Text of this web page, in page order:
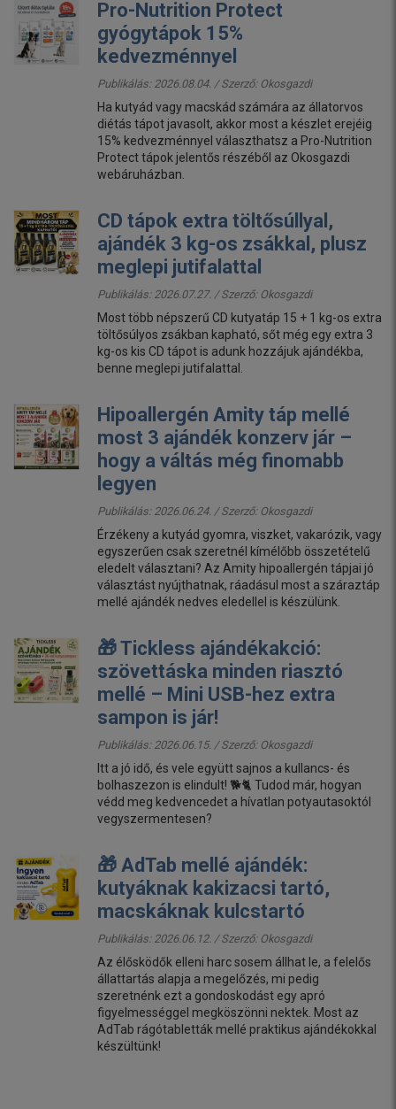
Pro-Nutrition Protect
gyógytápok 15%
kedvezménnyel
Publikálás: 2026.08.04. / Szerző: Okosgazdi
Ha kutyád vagy macskád számára az állatorvos
diétás tápot javasolt, akkor most a készlet erejéig
15% kedvezménnyel választhatsz a Pro-Nutrition
Protect tápok jelentős részéből az Okosgazdi
webáruházban.
CD tápok extra töltősúllyal,
ajándék 3 kg-os zsákkal, plusz
meglepi jutifalattal
Publikálás: 2026.07.27. / Szerző: Okosgazdi
Most több népszerű CD kutyatáp 15 + 1 kg-os extra
töltősúlyos zsákban kapható, sőt még egy extra 3
kg-os kis CD tápot is adunk hozzájuk ajándékba,
benne meglepi jutifalattal.
Hipoallergén Amity táp mellé
most 3 ajándék konzerv jár –
hogy a váltás még finomabb
legyen
Publikálás: 2026.06.24. / Szerző: Okosgazdi
Érzékeny a kutyád gyomra, viszket, vakarózik, vagy
egyszerűen csak szeretnél kímélőbb összetételű
eledelt választani? Az Amity hipoallergén tápjai jó
választást nyújthatnak, ráadásul most a száraztáp
mellé ajándék nedves eledellel is készülünk.
🎁 Tickless ajándékakció:
szövettáska minden riasztó
mellé – Mini USB-hez extra
sampon is jár!
Publikálás: 2026.06.15. / Szerző: Okosgazdi
Itt a jó idő, és vele együtt sajnos a kullancs- és
bolhaszezon is elindult! 🐕🐈 Tudod már, hogyan
védd meg kedvencedet a hívatlan potyautasoktól
vegyszermentesen?
🎁 AdTab mellé ajándék:
kutyáknak kakizacsi tartó,
macskáknak kulcstartó
Publikálás: 2026.06.12. / Szerző: Okosgazdi
Az élősködők elleni harc sosem állhat le, a felelős
állattartás alapja a megelőzés, mi pedig
szeretnénk ezt a gondoskodást egy apró
figyelmességgel megköszönni nektek. Most az
AdTab rágótabletták mellé praktikus ajándékokkal
készültünk!